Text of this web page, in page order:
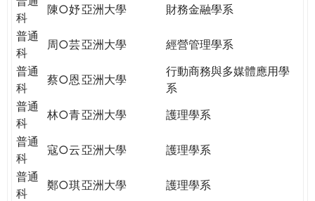
科
陳○妤亞洲大學
財務金融學系
普通
科
周○芸亞洲大學
經營管理學系
普通
科
蔡○恩 亞洲大學
行動商務與多媒體應用學
系
普通
科
林○青亞洲大學
護理學系
普通
科
寇○云亞洲大學
護理學系
普通
科
鄭○琪亞洲大學
護理學系